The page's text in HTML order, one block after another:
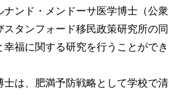
ンド・メンドーサ医学博士（公衆
タンフォード移民政策研究所の同
福に関する研究を行うことができ
は、肥満予防戦略として学校で清